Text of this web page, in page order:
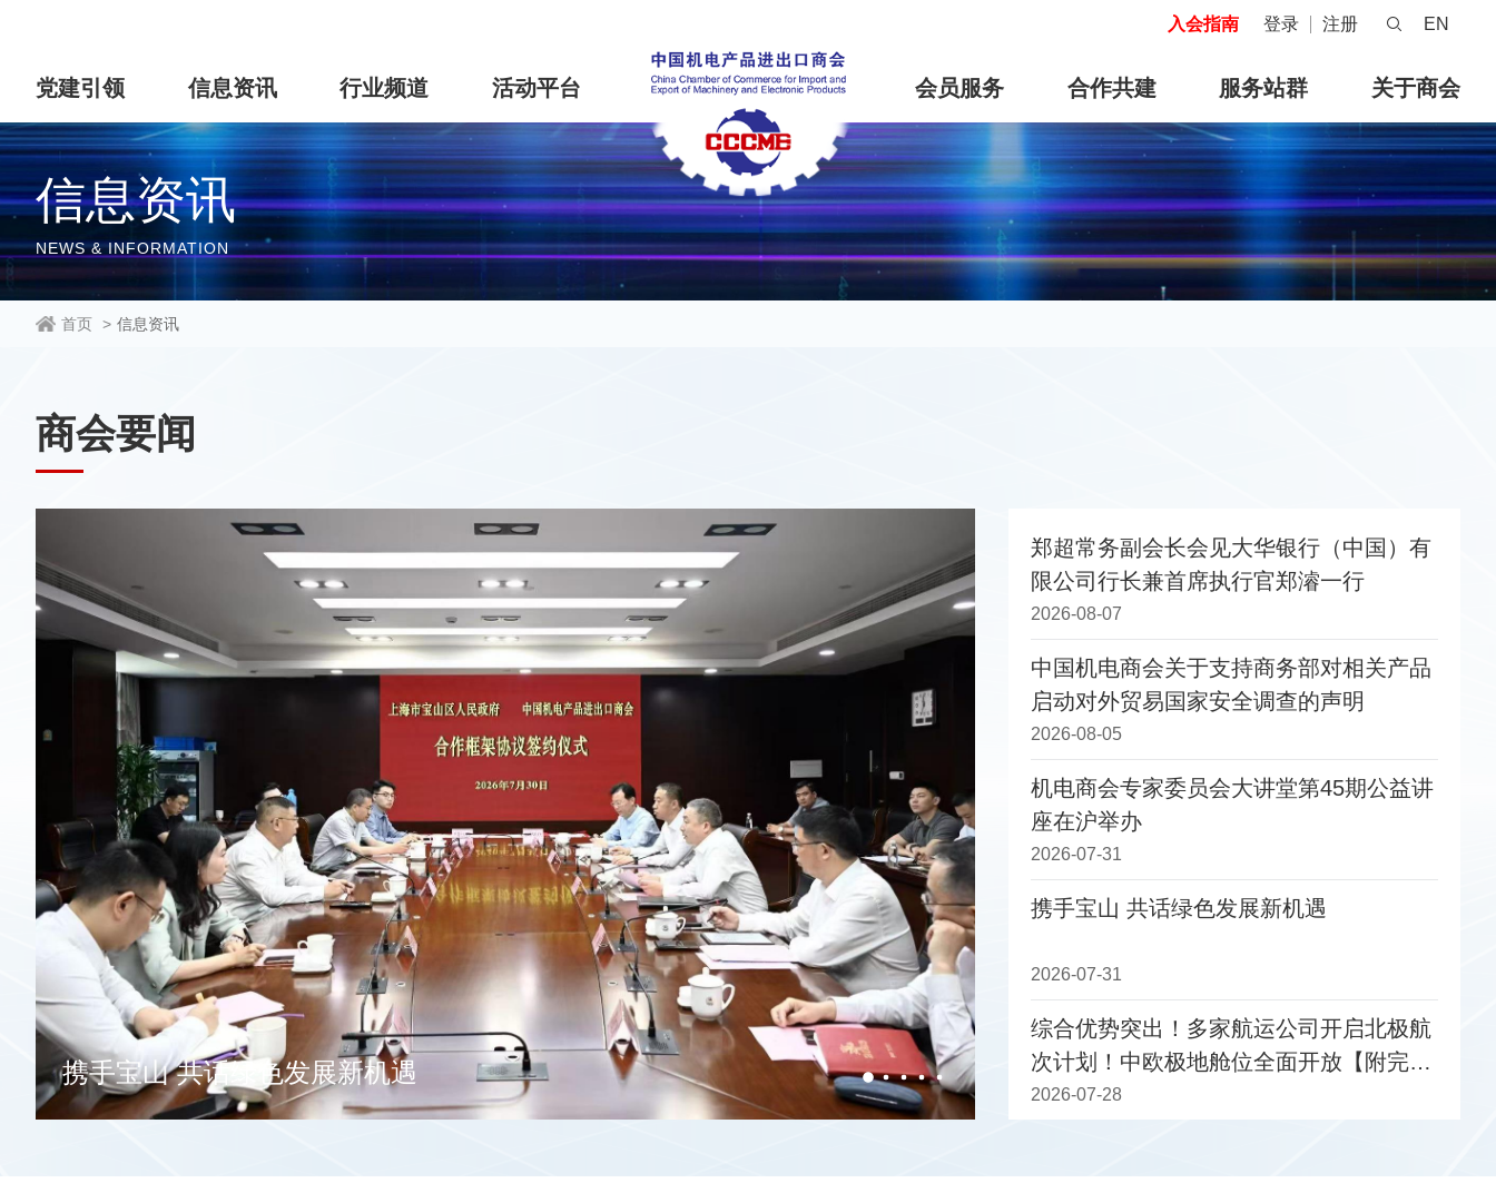
入会指南 登录 注册 EN
党建引领 信息资讯 行业频道 活动平台 会员服务 合作共建 服务站群 关于商会
信息资讯
NEWS & INFORMATION
首页 > 信息资讯
商会要闻
携手宝山 共话绿色发展新机遇
郑超常务副会长会见大华银行（中国）有
限公司行长兼首席执行官郑濬一行
2026-08-07
中国机电商会关于支持商务部对相关产品
启动对外贸易国家安全调查的声明
2026-08-05
机电商会专家委员会大讲堂第45期公益讲
座在沪举办
2026-07-31
携手宝山 共话绿色发展新机遇
2026-07-31
综合优势突出！多家航运公司开启北极航
次计划！中欧极地舱位全面开放【附完整
船期表】
2026-07-28